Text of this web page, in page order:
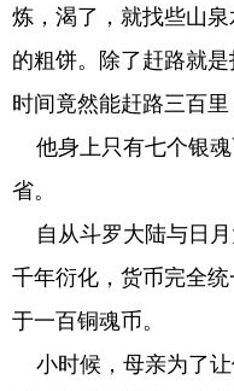
炼，渴了，就找些山
的粗饼。除了赶路就
时间竟然能赶路三百里
他身上只有七个银魂
省。
自从斗罗大陆与日月
千年衍化，货币完全
于一百铜魂币。
小时候，母亲为了让